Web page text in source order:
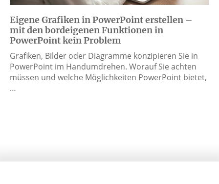
Eigene Grafiken in PowerPoint erstellen –
mit den bordeigenen Funktionen in
PowerPoint kein Problem
Grafiken, Bilder oder Diagramme konzipieren Sie in
PowerPoint im Handumdrehen. Worauf Sie achten
müssen und welche Möglichkeiten PowerPoint bietet,
…